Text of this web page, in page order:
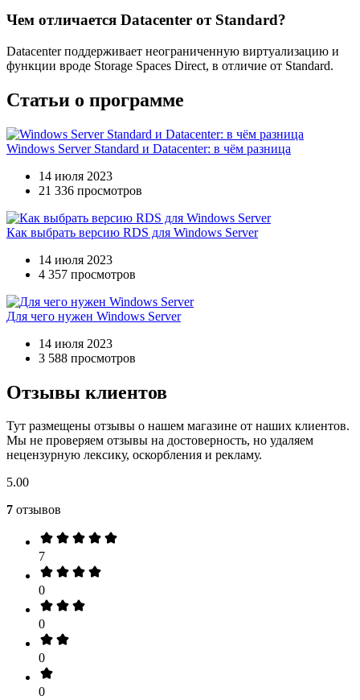
Чем отличается Datacenter от Standard?
Datacenter поддерживает неограниченную виртуализацию и
функции вроде Storage Spaces Direct, в отличие от Standard.
Статьи о программе
Windows Server Standard и Datacenter: в чём разница
14 июля 2023
21 336 просмотров
Как выбрать версию RDS для Windows Server
14 июля 2023
4 357 просмотров
Для чего нужен Windows Server
14 июля 2023
3 588 просмотров
Отзывы клиентов
Тут размещены отзывы о нашем магазине от наших клиентов.
Мы не проверяем отзывы на достоверность, но удаляем
нецензурную лексику, оскорбления и рекламу.
5.00
7 отзывов
7
0
0
0
0